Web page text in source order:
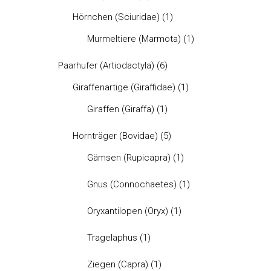
Hörnchen (Sciuridae) (1)
Murmeltiere (Marmota) (1)
Paarhufer (Artiodactyla) (6)
Giraffenartige (Giraffidae) (1)
Giraffen (Giraffa) (1)
Hornträger (Bovidae) (5)
Gämsen (Rupicapra) (1)
Gnus (Connochaetes) (1)
Oryxantilopen (Oryx) (1)
Tragelaphus (1)
Ziegen (Capra) (1)